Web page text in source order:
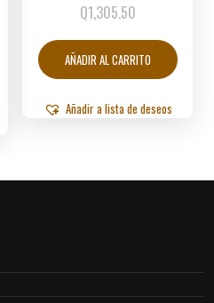
Q1,305.50
AÑADIR AL CARRITO
Añadir a lista de deseos